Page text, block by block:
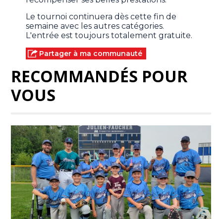
Le tournoi continuera dès cette fin de
semaine avec les autres catégories.
L'entrée est toujours totalement gratuite.
Partager à ma communauté
RECOMMANDÉS POUR
VOUS